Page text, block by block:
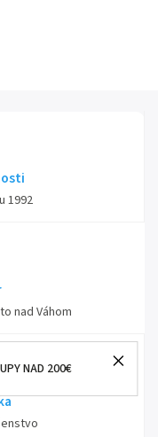
NAD 200€
1992
nad Váhom